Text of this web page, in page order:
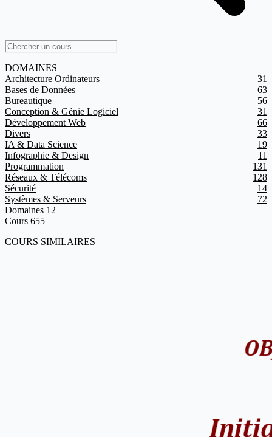
DOMAINES
Architecture Ordinateurs
31
Bases de Données
63
Bureautique
56
Conception & Génie Logiciel
31
Développement Web
66
Divers
33
IA & Data Science
19
Infographie & Design
11
Programmation
131
Réseaux & Télécoms
128
Sécurité
14
Systèmes & Serveurs
72
Domaines 12
Cours 655
COURS SIMILAIRES